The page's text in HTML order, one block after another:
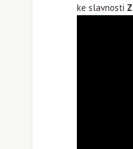
ke slavnosti